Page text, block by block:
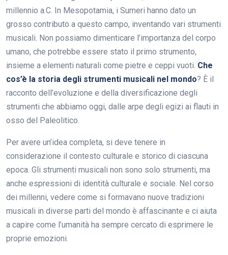
millennio a.C. In Mesopotamia, i Sumeri hanno dato un
grosso contributo a questo campo, inventando vari strumenti
musicali. Non possiamo dimenticare l’importanza del corpo
umano, che potrebbe essere stato il primo strumento,
insieme a elementi naturali come pietre e ceppi vuoti. Che
cos’è la storia degli strumenti musicali nel mondo? È il
racconto dell’evoluzione e della diversificazione degli
strumenti che abbiamo oggi, dalle arpe degli egizi ai flauti in
osso del Paleolitico.
Per avere un’idea completa, si deve tenere in
considerazione il contesto culturale e storico di ciascuna
epoca. Gli strumenti musicali non sono solo strumenti, ma
anche espressioni di identità culturale e sociale. Nel corso
dei millenni, vedere come si formavano nuove tradizioni
musicali in diverse parti del mondo è affascinante e ci aiuta
a capire come l’umanità ha sempre cercato di esprimere le
proprie emozioni.